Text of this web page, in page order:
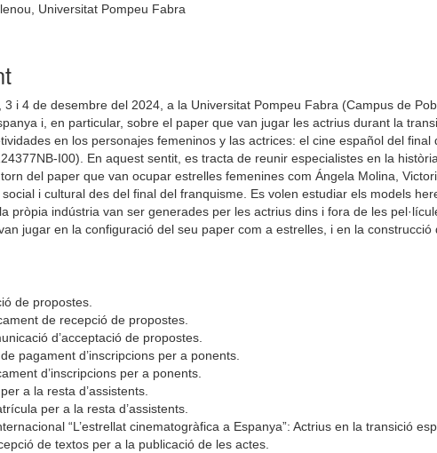
Universitat Pompeu Fabra
i 4 de desembre del 2024, a la Universitat Pompeu Fabra (Campus de
i, en particular, sobre el paper que van jugar les actrius durant la
en los personajes femeninos y las actrices: el cine español del
I00). En aquest sentit, es tracta de reunir especialistes en la
del paper que van ocupar estrelles femenines com Ángela Molina,
i cultural des del final del franquisme. Es volen estudiar els models
pròpia indústria van ser generades per les actrius dins i fora de les
jugar en la configuració del seu paper com a estrelles, i en la
de propostes.
de recepció de propostes.
d’acceptació de propostes.
pagament d’inscripcions per a ponents.
d’inscripcions per a ponents.
a la resta d’assistents.
per a la resta d’assistents.
“L’estrellat cinematogràfica a Espanya”: Actrius en la transició
de textos per a la publicació de les actes.